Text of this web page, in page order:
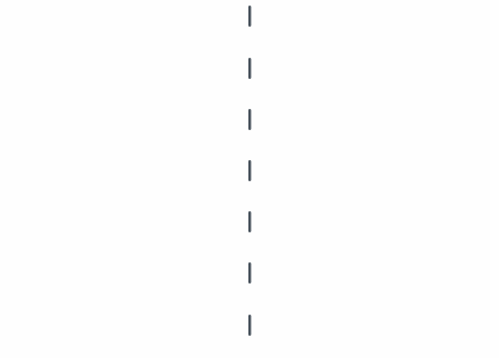
|
|
|
|
|
|
|